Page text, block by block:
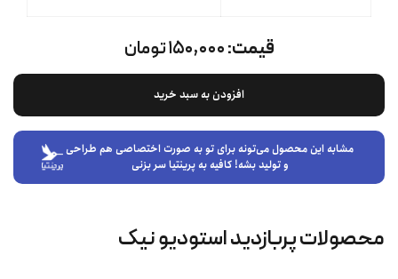
قیمت:۱۵۰,۰۰۰ تومان
افزودن به سبد خرید
مشابه این محصول می‌تونه برای تو به صورت اختصاصی هم طراحی
و تولید بشه! کافیه به پرینتیا سر بزنی
محصولات پربازدید استودیو نیک